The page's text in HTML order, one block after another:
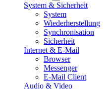
System & Sicherheit
System
Wiederherstellung
Synchronisation
Sicherheit
Internet & E-Mail
Browser
Messenger
E-Mail Client
Audio & Video